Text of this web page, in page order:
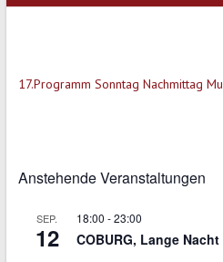
17.Programm Sonntag Nachmittag
Anstehende Veranstaltungen
SEP.
12
18:00 -23:00
COBURG, Lange